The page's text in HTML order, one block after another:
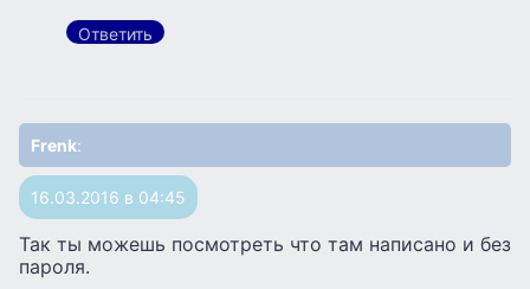
Ответить
Frenk:
16.03.2016 в 04:45
Так ты можешь посмотреть что там написано и без
пароля.